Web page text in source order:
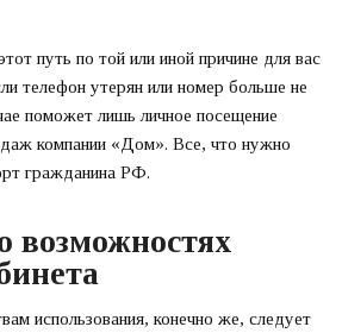
путь по той или иной причине для вас
телефон утерян или номер больше не
поможет лишь личное посещение
компании «Дом». Все, что нужно
гражданина РФ.
возможностях
использования, конечно же, следует